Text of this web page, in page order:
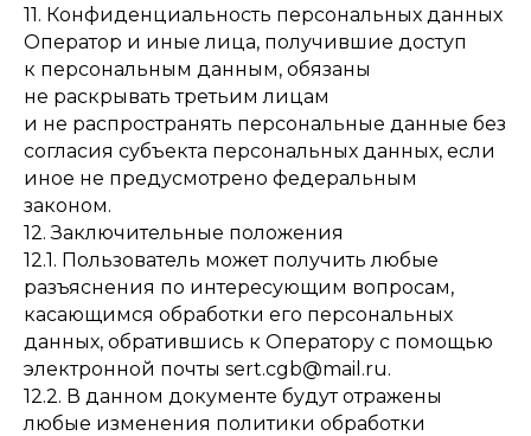
11. Конфиденциальность персональных данных
Оператор и иные лица, получившие доступ
к персональным данным, обязаны
не раскрывать третьим лицам
и не распространять персональные данные без
согласия субъекта персональных данных, если
иное не предусмотрено федеральным
законом.
12. Заключительные положения
12.1. Пользователь может получить любые
разъяснения по интересующим вопросам,
касающимся обработки его персональных
данных, обратившись к Оператору с помощью
электронной почты sert.cgb@mail.ru.
12.2. В данном документе будут отражены
любые изменения политики обработки